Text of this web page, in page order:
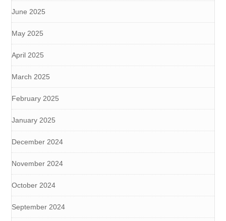
June 2025
May 2025
April 2025
March 2025
February 2025
January 2025
December 2024
November 2024
October 2024
September 2024